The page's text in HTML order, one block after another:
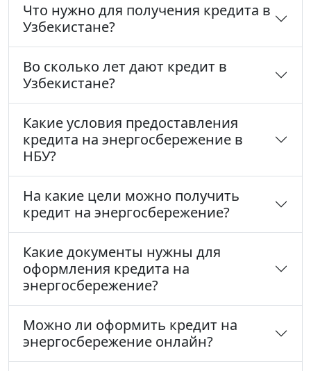
Что нужно для получения кредита в
Узбекистане?
Во сколько лет дают кредит в
Узбекистане?
Какие условия предоставления
кредита на энергосбережение в
НБУ?
На какие цели можно получить
кредит на энергосбережение?
Какие документы нужны для
оформления кредита на
энергосбережение?
Можно ли оформить кредит на
энергосбережение онлайн?